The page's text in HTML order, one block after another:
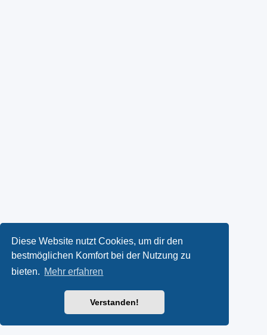
Diese Website nutzt Cookies, um dir den
bestmöglichen Komfort bei der Nutzung zu
bieten. Mehr erfahren
Verstanden!